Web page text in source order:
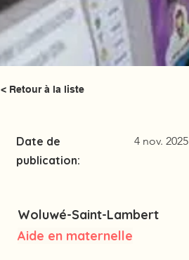
< Retour à la liste
Date de
publication:
4 nov. 2025
Woluwé-Saint-Lambert
Aide en maternelle